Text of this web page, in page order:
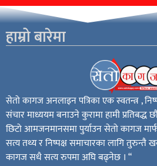
हाम्रो बारेमा
सेतो कागज अनलाइन पत्रिका एक स्वतन्त्र ,
संचार माध्ययम बनाउने कुरामा हामी
छिटो आमजनमानसमा पुर्याउन सेतो कागज
सत्य तथ्य र निष्पक्ष समाचारका लागि तुरुन्तै
कागज सधै सत्य रुपमा अघि बढ्नेछ । “